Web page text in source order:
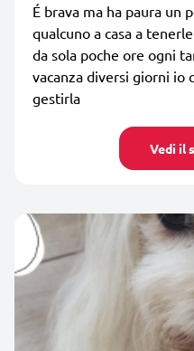
É brava ma ha paura un
qualcuno a casa a
da sola poche ore ogni
vacanza diversi giorni io
gestirla
Vedi il